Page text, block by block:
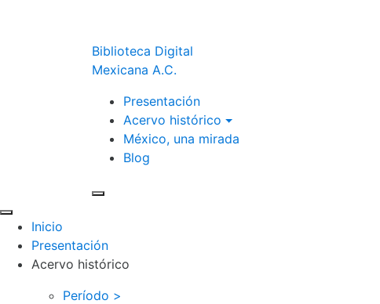
Biblioteca Digital
Mexicana A.C.
Presentación
Acervo histórico
México, una mirada
Blog
Inicio
Presentación
Acervo histórico
Período >